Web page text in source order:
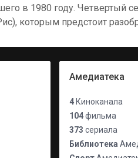
в 1980 году. Четвертый
которым предстоит
Амедиатека
4 Киноканала
104фильма
373 сериала
Библиотека